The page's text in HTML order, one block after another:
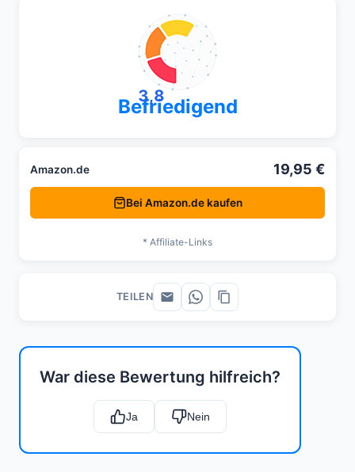
War diese Bewertung hilfreich?
Ja Nein
3,8
Befriedigend
Amazon.de 19,95 €
Bei Amazon.de kaufen
* Affiliate-Links
TEILEN